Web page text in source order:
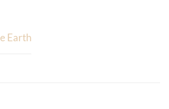
Earth